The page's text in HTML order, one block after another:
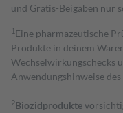
und Gratis-Beigaben nur
1 Eine pharmazeutische
Produkte in deinem
Wechselwirkungschecks
Anwendungshinweise
2Biozidprodukte